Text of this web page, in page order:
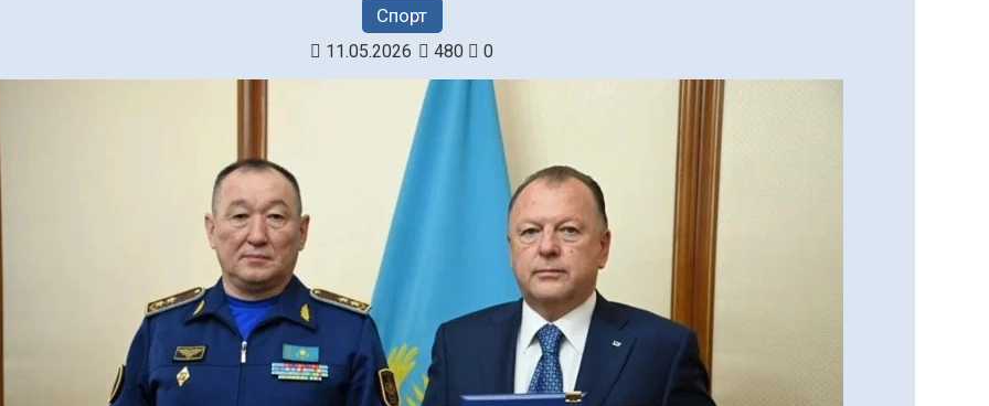
Спорт
11.05.2026 480 0